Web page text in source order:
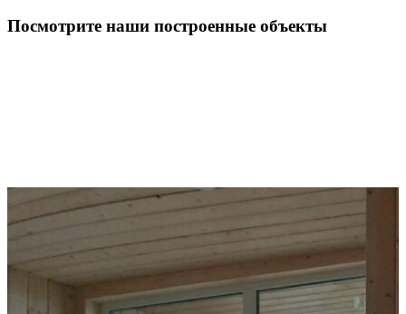
Посмотрите наши построенные объекты